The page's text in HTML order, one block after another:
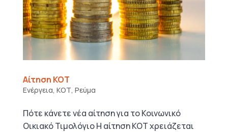
Αίτηση ΚΟΤ
Ενέργεια, ΚΟΤ, Ρεύμα
Πότε κάνετε νέα αίτηση για το Κοινωνικό
Οικιακό Τιμολόγιο Η αίτηση ΚΟΤ χρειάζεται